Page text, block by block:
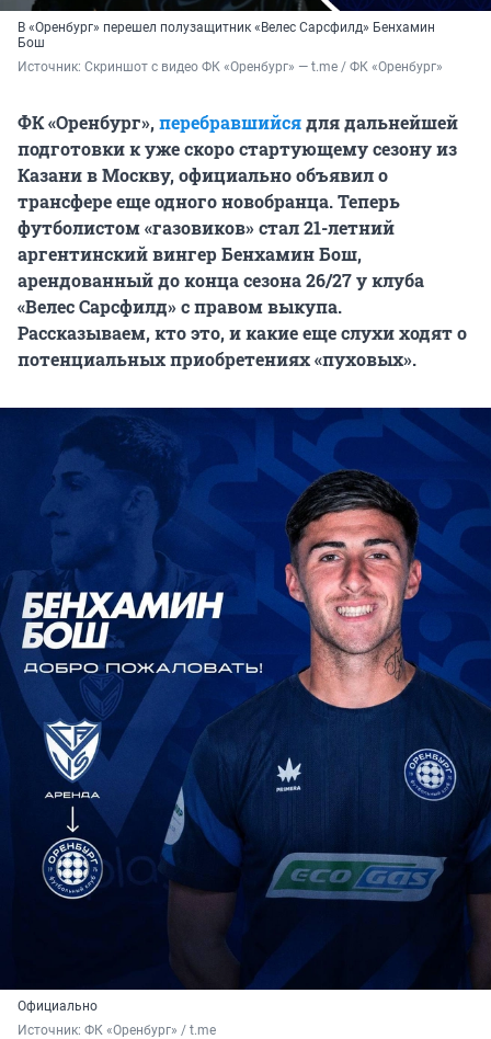
В «Оренбург» перешел полузащитник «Велес Сарсфилд» Бенхамин
Бош
Источник: Скриншот с видео ФК «Оренбург» — t.me / ФК «Оренбург»
ФК «Оренбург»,перебравшийсядля дальнейшей
подготовки к уже скоро стартующему сезону из
Казани в Москву, официально объявил о
трансфере еще одного новобранца. Теперь
футболистом «газовиков» стал 21-летний
аргентинский вингер Бенхамин Бош,
арендованный до конца сезона 26/27 у клуба
«Велес Сарсфилд» с правом выкупа.
Рассказываем, кто это, и какие еще слухи ходят о
потенциальных приобретениях «пуховых».
Официально
Источник: ФК «Оренбург» / t.me